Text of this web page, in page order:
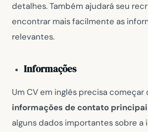
detalhes. Também ajudará seu
encontrar mais facilmente as
relevantes.
Informações
Um CV em inglês precisa começar
informações de contato
alguns dados importantes sobre